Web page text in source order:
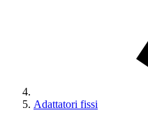
Adattatori fissi